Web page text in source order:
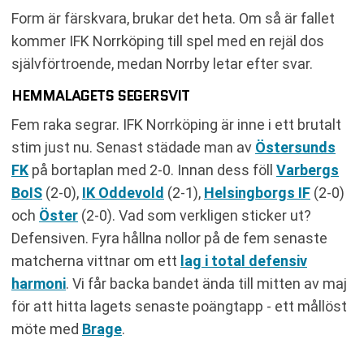
Form är färskvara, brukar det heta. Om så är fallet
kommer IFK Norrköping till spel med en rejäl dos
självförtroende, medan Norrby letar efter svar.
HEMMALAGETS SEGERSVIT
Fem raka segrar. IFK Norrköping är inne i ett brutalt
stim just nu. Senast städade man av Östersunds
FK på bortaplan med 2-0. Innan dess föll Varbergs
BoIS (2-0), IK Oddevold (2-1), Helsingborgs IF (2-0)
och Öster (2-0). Vad som verkligen sticker ut?
Defensiven. Fyra hållna nollor på de fem senaste
matcherna vittnar om ett lag i total defensiv
harmoni. Vi får backa bandet ända till mitten av maj
för att hitta lagets senaste poängtapp - ett mållöst
möte med Brage.